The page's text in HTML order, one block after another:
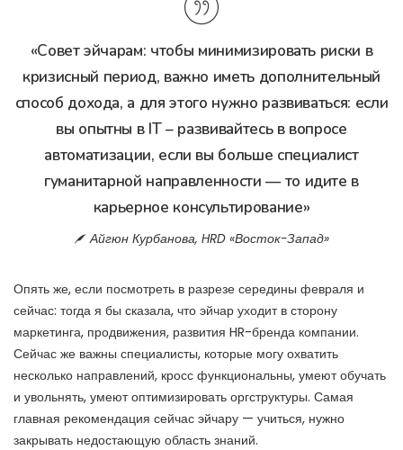
«Совет эйчарам: чтобы минимизировать риски в
кризисный период, важно иметь дополнительный
способ дохода, а для этого нужно развиваться: если
вы опытны в IT – развивайтесь в вопросе
автоматизации, если вы больше специалист
гуманитарной направленности — то идите в
карьерное консультирование»
Айгюн Курбанова, HRD «Восток-Запад»
Опять же, если посмотреть в разрезе середины февраля и
сейчас: тогда я бы сказала, что эйчар уходит в сторону
маркетинга, продвижения, развития HR-бренда компании.
Сейчас же важны специалисты, которые могу охватить
несколько направлений, кросс функциональны, умеют обучать
и увольнять, умеют оптимизировать оргструктуры. Самая
главная рекомендация сейчас эйчару — учиться, нужно
закрывать недостающую область знаний.